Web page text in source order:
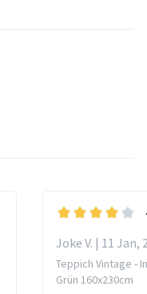
Joke V. | 11 Jan,
Teppich Vintage -
Grün 160x230cm